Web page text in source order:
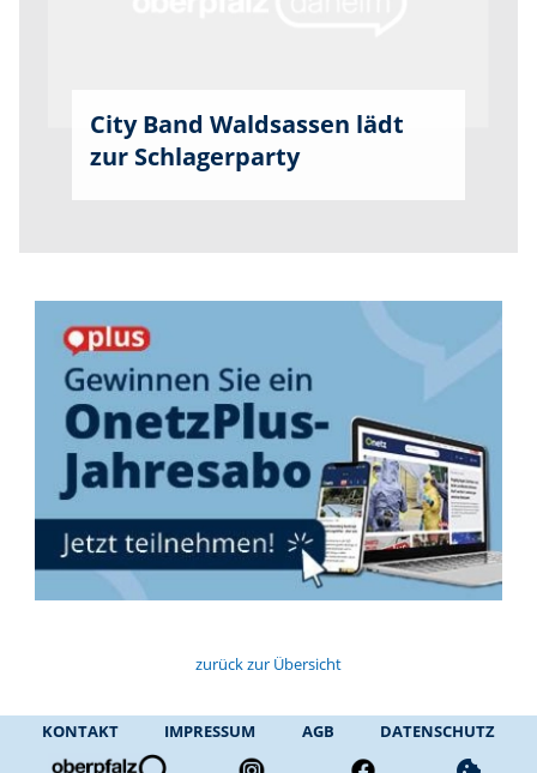
City Band Waldsassen lädt
zur Schlagerparty
zurück zur Übersicht
KONTAKT IMPRESSUM AGB DATENSCHUTZ